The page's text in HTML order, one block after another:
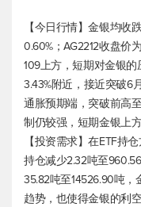
【今日行情】金银均收
0.60%；AG2212收盘价
109上方，短期对金银
3.43%附近，接近突破6
通胀预期端，突破前高
制仍较强，短期金银上方
【投资需求】在ETF持
持仓减少2.32吨至
35.82吨至14526.90吨
趋势，也使得金银的利